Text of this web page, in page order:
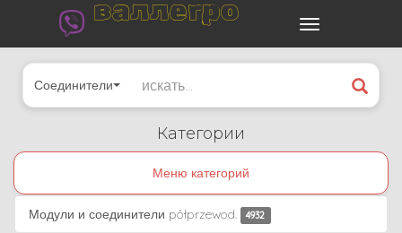
валлегро
Соединители
Категории
Меню категорий
Модули и соединители półprzewod. 4932